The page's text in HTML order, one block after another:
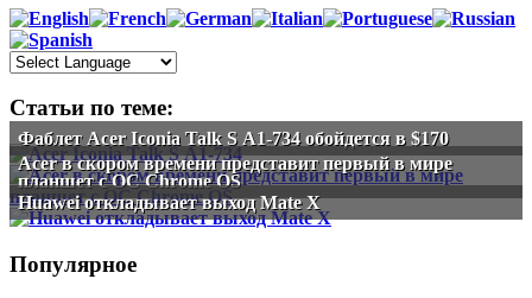
Статьи по теме:
Фаблет Acer Iconia Talk S A1-734 обойдется в $170
Acer в скором времени представит первый в мире
планшет с ОС Chrome OS
Huawei откладывает выход Mate X
Популярное